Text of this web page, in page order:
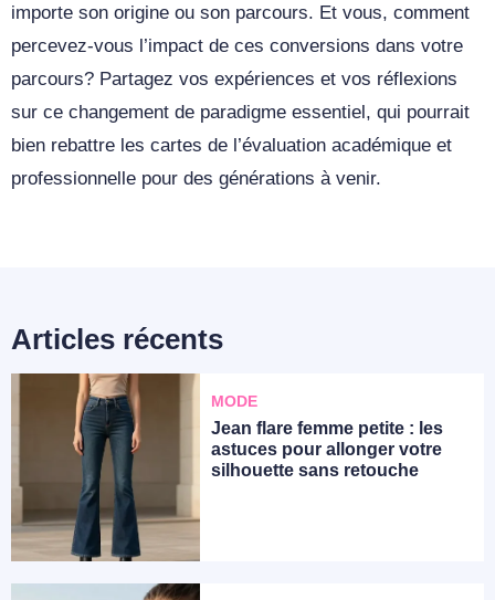
importe son origine ou son parcours. Et vous, comment
percevez-vous l’impact de ces conversions dans votre
parcours? Partagez vos expériences et vos réflexions
sur ce changement de paradigme essentiel, qui pourrait
bien rebattre les cartes de l’évaluation académique et
professionnelle pour des générations à venir.
Articles récents
MODE
Jean flare femme petite : les
astuces pour allonger votre
silhouette sans retouche